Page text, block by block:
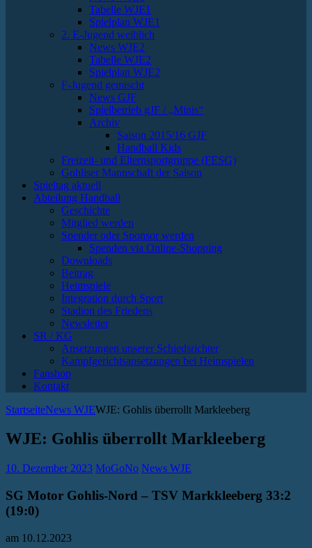
Tabelle WJE1
Spielplan WJE1
2. E-Jugend weiblich
News WJE2
Tabelle WJE2
Spielplan WJE2
F-Jugend gemischt
News GJF
Spielbetrieb gJF / „Minis“
Archiv
Saison 2015/16 GJF
Handball Kids
Freizeit- und Elternsportgruppe (FESG)
Gohliser Mannschaft der Saison
Spieltag aktuell
Abteilung Handball
Geschichte
Mitglied werden
Spender oder Sponsor werden
Spenden via Online-Shopping
Downloads
Beitrag
Heimspiele
Integration durch Sport
Stadion des Friedens
Newsletter
SR / KG
Ansetzungen unserer Schiedsrichter
Kampfgerichtsansetzungen bei Heimspielen
Fanshop
Kontakt
StartseiteNews WJEWJE: Gohlis überrollt Markleeberg
WJE: Gohlis überrollt Markleeberg
10. Dezember 2023 MoGoNo News WJE
SG Motor Gohlis-Nord – TSV Markkleeberg 33:2
(19:0)
am 10.12.2023